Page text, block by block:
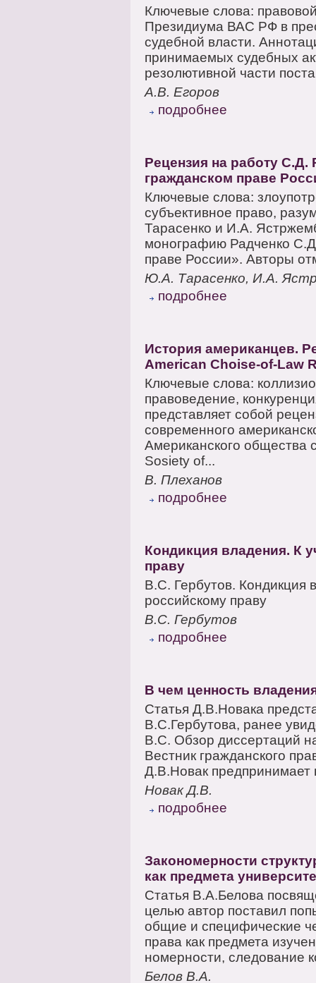
Ключевые слова:
Президиума ВАС РФ в
судебной власти.
принимаемых судебных
резолютивной части
А.В. Егоров
подробнее
Рецензия на работу С.Д.
гражданском праве
Ключевые слова:
субъективное право,
Тарасенко и И.А.
монографию Радченко
праве России». Авторы
Ю.А. Тарасенко, И.А.
подробнее
История американцев.
American Choise-of-Law
Ключевые слова:
правоведение,
представляет собой
современного
Американского общества
Sosiety of...
В. Плеханов
подробнее
Кондикция владения. К
праву
В.С. Гербутов. Кондикция
российскому праву
В.С. Гербутов
подробнее
В чем ценность
Статья Д.В.Новака
В.С.Гербутова, ранее
В.С. Обзор диссертаций
Вестник гражданского
Д.В.Новак предпринимает
Новак Д.В.
подробнее
Закономерности
как предмета
Статья В.А.Белова
целью автор поставил
общие и специфические
права как предмета
номерности, следование
Белов В.А.